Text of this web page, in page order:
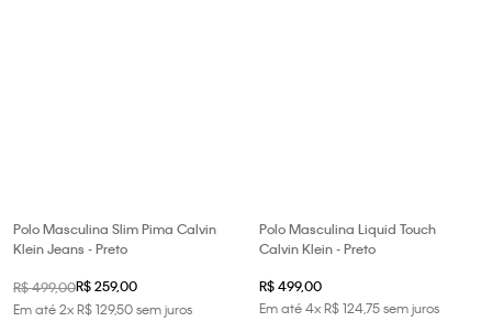
Polo Masculina Slim Pima Calvin
Klein Jeans - Preto
R$499,00R$259,00
Em até2xR$129,50sem juros
Polo Masculina Liquid Touch
Calvin Klein - Preto
R$499,00
Em até4xR$12475sem juros